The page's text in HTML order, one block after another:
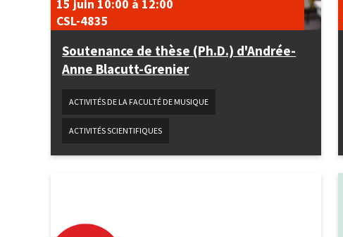
Soutenance de thèse (Ph.D.) d'Andrée-
Anne Blacutt-Grenier
15 juin 10:00 à 12:00
CSL-4835
ACTIVITÉS DE LA FACULTÉ DE MUSIQUE
ACTIVITÉS SCIENTIFIQUES